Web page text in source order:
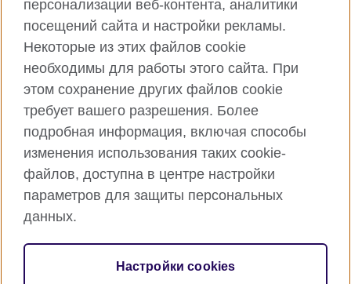
Instagram YouTube
British Council глобально
Privacy and terms of use
Cookies
Карта сайта
© 2026 British Council
Международная организация Соединенного Королевства в
персонализации веб-контента, аналитики
посещений сайта и настройки рекламы.
Некоторые из этих файлов cookie
необходимы для работы этого сайта. При
этом сохранение других файлов cookie
требует вашего разрешения. Более
подробная информация, включая способы
изменения использования таких cookie-
файлов, доступна в центре настройки
параметров для защиты персональных
данных.
Настройки cookies